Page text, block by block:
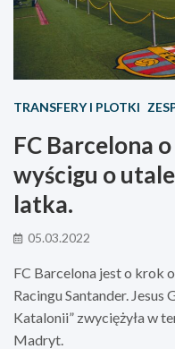
TRANSFERY I PLOTKI
FC Barcelona
wyścigu o
latka.
05.03.2022
FC Barcelona jest o krok
Racingu Santander. Jesus
Katalonii” zwyciężyła w
Madryt.